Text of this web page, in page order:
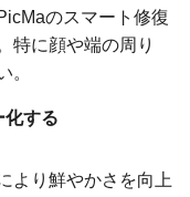
のスマート修復
特に顔や端の周り
。
化する
より鮮やかさを向上